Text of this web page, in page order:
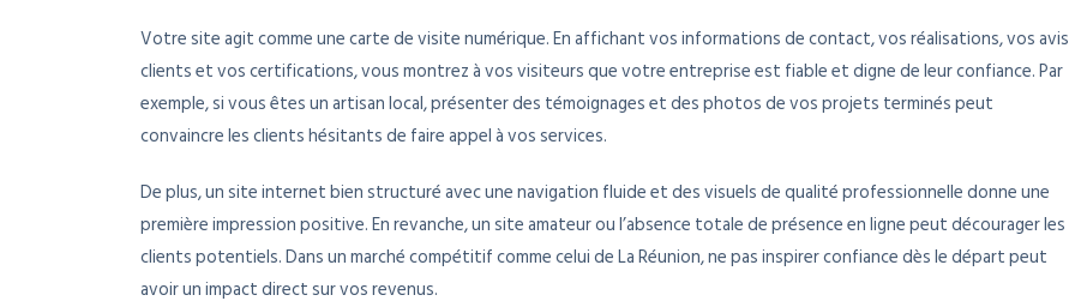
Votre site agit comme une carte de visite numérique. En affichant vos informations de contact, vos réalisations, vos avis
clients et vos certifications, vous montrez à vos visiteurs que votre entreprise est fiable et digne de leur confiance. Par
exemple, si vous êtes un artisan local, présenter des témoignages et des photos de vos projets terminés peut
convaincre les clients hésitants de faire appel à vos services.
De plus, un site internet bien structuré avec une navigation fluide et des visuels de qualité professionnelle donne une
première impression positive. En revanche, un site amateur ou l’absence totale de présence en ligne peut décourager les
clients potentiels. Dans un marché compétitif comme celui de La Réunion, ne pas inspirer confiance dès le départ peut
avoir un impact direct sur vos revenus.